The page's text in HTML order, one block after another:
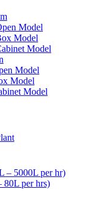
Model
Model
Model
Model
Model
Model
– 5000L per hr)
80L per hrs)